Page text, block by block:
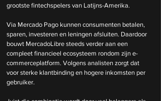
grootste fintechspelers van Latijns-Amerika.
Via Mercado Pago kunnen consumenten betalen,
sparen, investeren en leningen afsluiten. Daardoor
bouwt MercadoLibre steeds verder aan een
compleet financieel ecosysteem rondom zijn e-
commerceplatform. Volgens analisten zorgt dat
voor sterke klantbinding en hogere inkomsten per
gebruiker.